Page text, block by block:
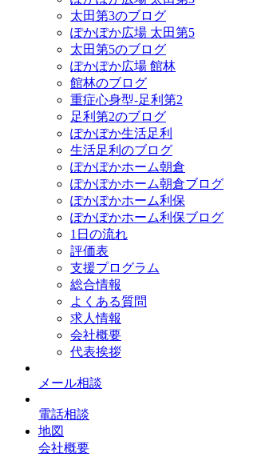
太田第3のブログ
ぽかぽか広場 太田第5
太田第5のブログ
ぽかぽか広場 館林
館林のブログ
重症心身型-足利第2
足利第2のブログ
ぽかぽか生活足利
生活足利のブログ
ぽかぽかホーム朝倉
ぽかぽかホーム朝倉ブログ
ぽかぽかホーム利保
ぽかぽかホーム利保ブログ
1日の流れ
評価表
支援プログラム
総合情報
よくある質問
求人情報
会社概要
代表挨拶
メール相談
電話相談
地図
会社概要